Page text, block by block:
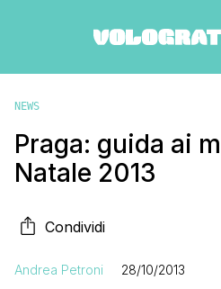
NEWS
Praga: guida ai
Natale 2013
Condividi
Andrea Petroni 28/10/2013